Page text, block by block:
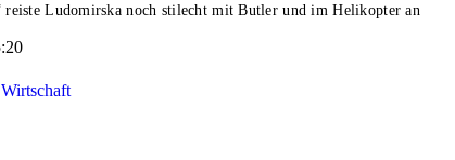
reiste Ludomirska noch stilecht mit Butler und im Helikopter an